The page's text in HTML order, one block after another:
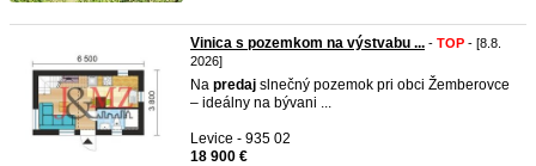
Vinica s pozemkom na výstvabu ... - TOP - [8.8.
2026]
Na predaj slnečný pozemok pri obci Žemberovce
– ideálny na bývani ...
Levice - 935 02
18 900 €